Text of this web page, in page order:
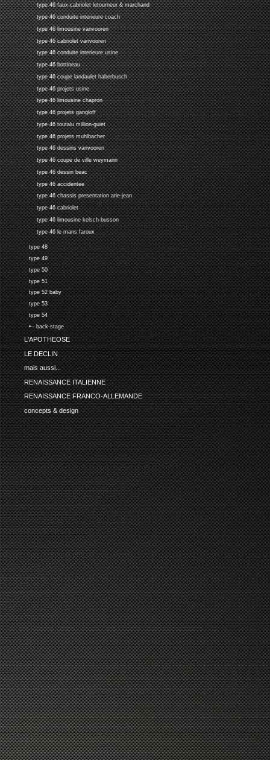
type 46 faux-cabriolet letourneur & marchand
type 46 conduite interieure coach
type 46 limousine vanvooren
type 46 cabriolet vanvooren
type 46 conduite interieure usine
type 46 bottineau
type 46 coupe landaulet haberbusch
type 46 projets usine
type 46 limousine chapron
type 46 projets gangloff
type 46 toutalu million-guiet
type 46 projets muhlbacher
type 46 dessins vanvooren
type 46 coupe de ville weymann
type 46 dessin beac
type 46 accidentee
type 46 chassis presentation arie-jean
type 46 cabriolet
type 46 limousine kelsch-busson
type 46 le mans faroux
type 48
type 49
type 50
type 51
type 52 baby
type 53
type 54
•-- back-stage
L'APOTHEOSE
LE DECLIN
mais aussi...
RENAISSANCE ITALIENNE
RENAISSANCE FRANCO-ALLEMANDE
concepts & design